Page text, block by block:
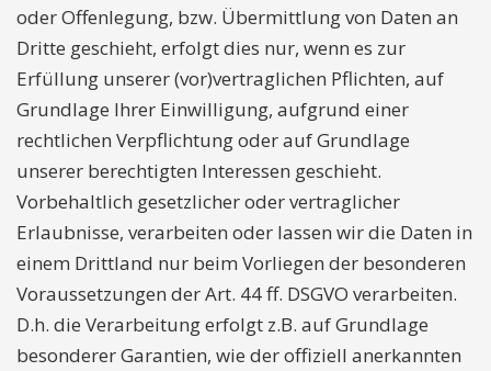
oder Offenlegung, bzw. Übermittlung von Daten an
Dritte geschieht, erfolgt dies nur, wenn es zur
Erfüllung unserer (vor)vertraglichen Pflichten, auf
Grundlage Ihrer Einwilligung, aufgrund einer
rechtlichen Verpflichtung oder auf Grundlage
unserer berechtigten Interessen geschieht.
Vorbehaltlich gesetzlicher oder vertraglicher
Erlaubnisse, verarbeiten oder lassen wir die Daten in
einem Drittland nur beim Vorliegen der besonderen
Voraussetzungen der Art. 44 ff. DSGVO verarbeiten.
D.h. die Verarbeitung erfolgt z.B. auf Grundlage
besonderer Garantien, wie der offiziell anerkannten